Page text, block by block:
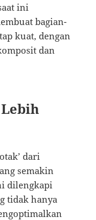
ini
bagian-
kuat, dengan
dan
dari
semakin
dilengkapi
tidak hanya